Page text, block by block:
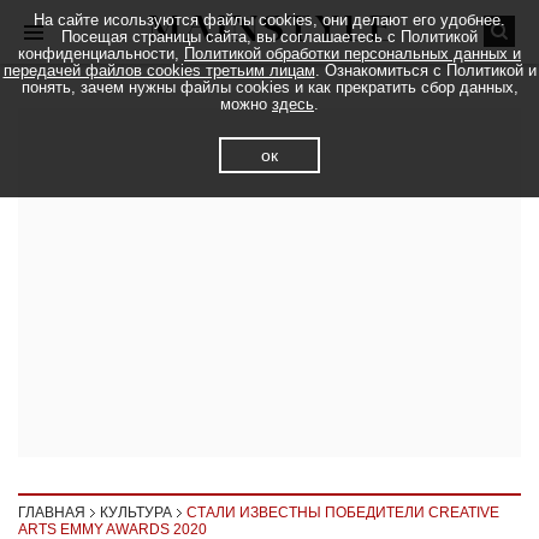
ГЛАВНАЯ КУЛЬТУРА
СТАЛИ ИЗВЕСТНЫ ПОБЕДИТЕЛИ CREATIVE
ARTS EMMY AWARDS 2020
На сайте исользуются файлы cookies, они делают его удобнее.
Посещая страницы сайта, вы соглашаетесь с Политикой
конфиденциальности, Политикой обработки персональных данных и
передачей файлов cookies третьим лицам. Ознакомиться с Политикой и
понять, зачем нужны файлы cookies и как прекратить сбор данных,
можно здесь.
ок